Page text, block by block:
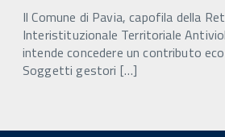
Il Comune di Pavia, capofila della
Interistituzionale Territoriale
intende concedere un contributo
Soggetti gestori […]